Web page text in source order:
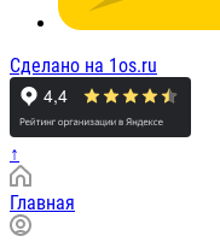
Сделано на 1os.ru
↑
Главная